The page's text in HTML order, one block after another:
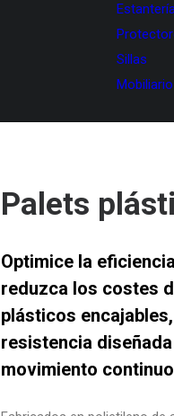
Sillas
Palets
Optimice la
reduzca los costes
plásticos encajables
resistencia
movimiento